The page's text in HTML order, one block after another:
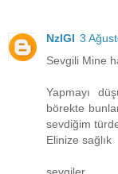
NzlGl 3
Sevgili Mine
Yapmayı
börekte
sevdiğim
Elinize sağlık